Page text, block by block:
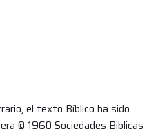
el texto Bíblico ha sido
© 1960 Sociedades Biblicas